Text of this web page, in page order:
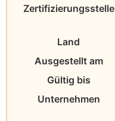
Zertifizierungsstelle
Land
Ausgestellt am
Gültig bis
Unternehmen